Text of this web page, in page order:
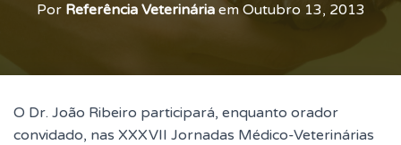
Por Referência Veterináriaem Outubro 13, 2013
O Dr. João Ribeiro participará, enquanto orador
convidado, nas XXXVII Jornadas Médico-Veterinárias